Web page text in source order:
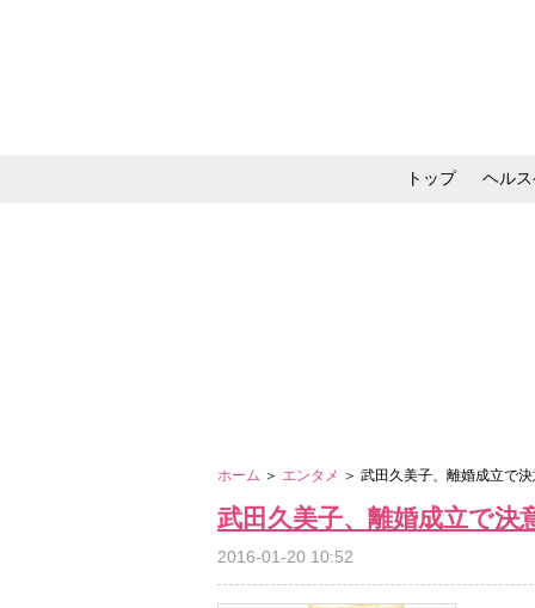
トップ ヘル
ホーム ＞ エンタメ ＞ 武田久美子、離婚成立で
武田久美子、離婚成立で
2016-01-20 10:52